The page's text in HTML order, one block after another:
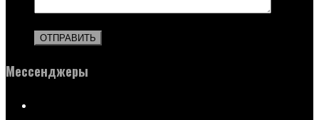
Мессенджеры